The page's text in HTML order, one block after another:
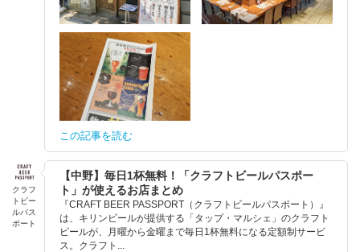
この記事を読む
クラフ
トビー
ルパス
ポート
【中野】毎日1杯無料！「クラフトビールパスポー
ト」が使えるお店まとめ
『CRAFT BEER PASSPORT（クラフトビールパスポート）』
は、キリンビールが提供する「タップ・マルシェ」のクラフト
ビールが、月曜から金曜まで毎日1杯無料になる定額制サービ
ス。クラフト...